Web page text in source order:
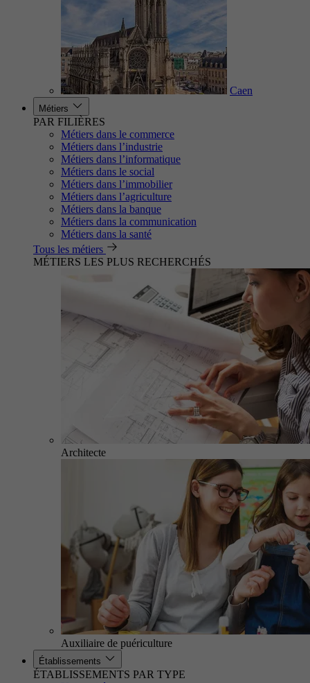
Caen
Métiers
PAR FILIÈRES
Métiers dans le commerce
Métiers dans l’industrie
Métiers dans l’informatique
Métiers dans le social
Métiers dans l’immobilier
Métiers dans l’agriculture
Métiers dans la banque
Métiers dans la communication
Métiers dans la santé
Tous les métiers
MÉTIERS LES PLUS RECHERCHÉS
Architecte
Auxiliaire de puériculture
Établissements
ÉTABLISSEMENTS PAR TYPE